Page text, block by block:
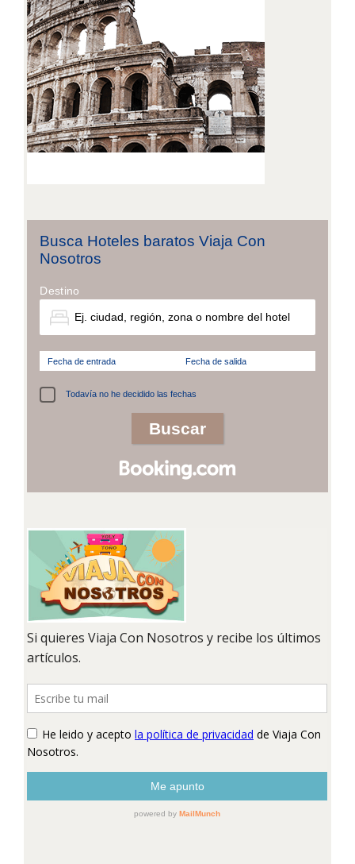
Busca Hoteles baratos Viaja Con
Nosotros
Destino
Fecha de entrada Fecha de salida
Todavía no he decidido las fechas